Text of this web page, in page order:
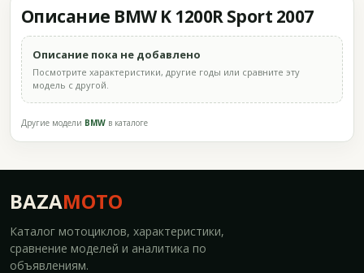
Описание BMW K 1200R Sport 2007
Описание пока не добавлено
Посмотрите характеристики, другие годы или сравните эту
модель с другой.
Другие модели BMW в каталоге
BAZAMOTO
Каталог мотоциклов, характеристики,
сравнение моделей и аналитика по
объявлениям.